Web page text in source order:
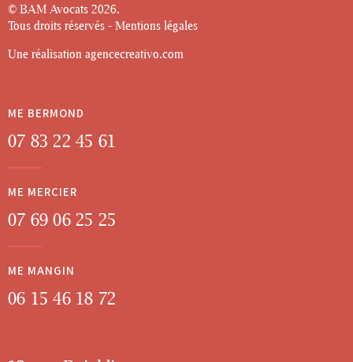
© BAM Avocats 2026.
Tous droits réservés - Mentions légales
Une réalisation agencecreativo.com
ME BERMOND
07 83 22 45 61
ME MERCIER
07 69 06 25 25
ME MANGIN
06 15 46 18 72